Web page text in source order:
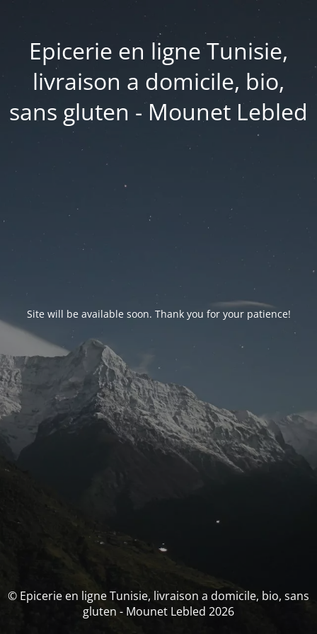
Epicerie en ligne Tunisie,
livraison a domicile, bio,
sans gluten - Mounet Lebled
Site will be available soon. Thank you for your patience!
© Epicerie en ligne Tunisie, livraison a domicile, bio, sans
gluten - Mounet Lebled 2026